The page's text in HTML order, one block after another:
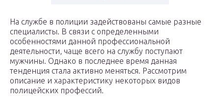
На службе в полиции задействованы самые разные
специалисты. В связи с определенными
особенностями данной профессиональной
деятельности, чаще всего на службу поступают
мужчины. Однако в последнее время данная
тенденция стала активно меняться. Рассмотрим
описание и характеристику некоторых видов
полицейских профессий.